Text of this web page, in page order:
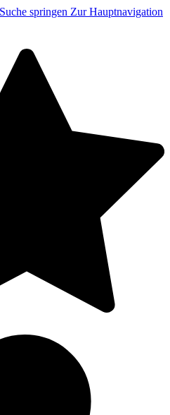
springen Zur Hauptnavigation